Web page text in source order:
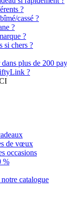
?
cassé ?
?
?
si chers ?
plus de 200
?
de vœux
occasions
%
catalogue